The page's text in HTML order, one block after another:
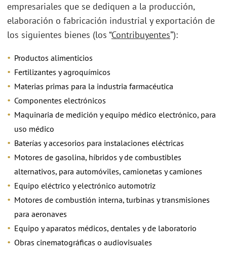
empresariales que se dediquen a la producción,
elaboración o fabricación industrial y exportación de
los siguientes bienes (los “Contribuyentes”):
Productos alimenticios
Fertilizantes y agroquímicos
Materias primas para la industria farmacéutica
Componentes electrónicos
Maquinaria de medición y equipo médico electrónico, para
uso médico
Baterías y accesorios para instalaciones eléctricas
Motores de gasolina, híbridos y de combustibles
alternativos, para automóviles, camionetas y camiones
Equipo eléctrico y electrónico automotriz
Motores de combustión interna, turbinas y transmisiones
para aeronaves
Equipo y aparatos médicos, dentales y de laboratorio
Obras cinematográficas o audiovisuales